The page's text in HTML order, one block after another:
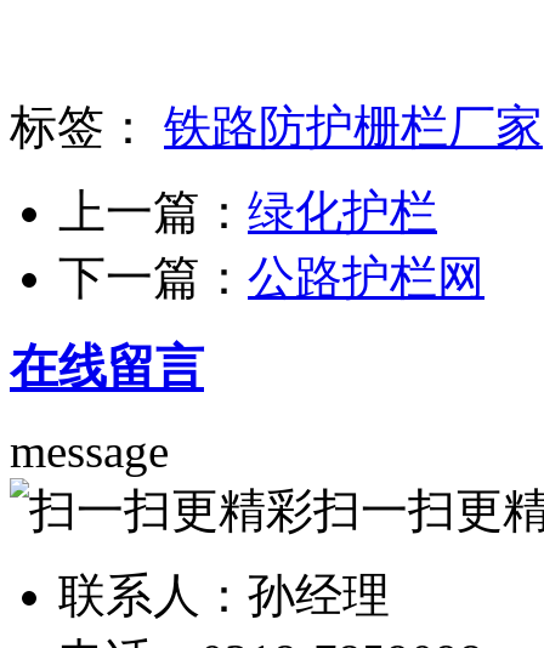
标签： 铁路防护栅栏厂家
上一篇： 绿化护栏
下一篇： 公路护栏网
在线留言
message
扫一扫更
联系人：孙经理